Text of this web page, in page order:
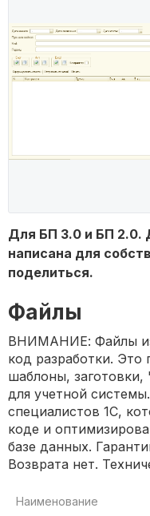
Для БП 3.0 и БП 2.0.
написана для
поделиться.
Файлы
ВНИМАНИЕ: Файлы
код разработки.
шаблоны,
для учетной
специалистов 1С,
коде и
базе данных.
Возврата нет.
Наименование